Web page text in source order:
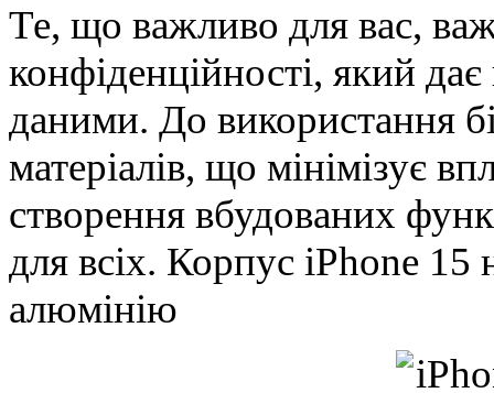
Те, що важливо для вас,
конфіденційності, який
даними. До використання
матеріалів, що мінімізує
створення вбудованих
для всіх. Корпус iPhone 15
алюмінію